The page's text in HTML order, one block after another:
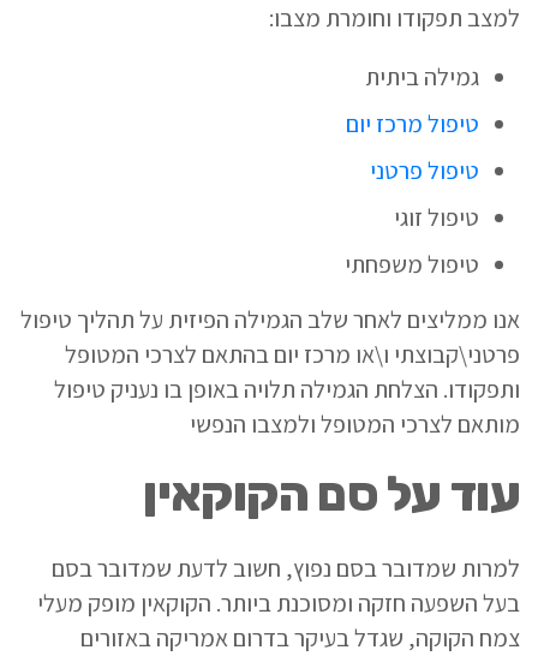
למצב תפקודו וחומרת מצבו:
גמילה ביתית
טיפול מרכז יום
טיפול פרטני
טיפול זוגי
טיפול משפחתי
אנו ממליצים לאחר שלב הגמילה הפיזית על תהליך טיפול
פרטני\קבוצתי ו\או מרכז יום בהתאם לצרכי המטופל
ותפקודו. הצלחת הגמילה תלויה באופן בו נעניק טיפול
מותאם לצרכי המטופל ולמצבו הנפשי
עוד על סם הקוקאין
למרות שמדובר בסם נפוץ, חשוב לדעת שמדובר בסם
בעל השפעה חזקה ומסוכנת ביותר. הקוקאין מופק מעלי
צמח הקוקה, שגדל בעיקר בדרום אמריקה באזורים